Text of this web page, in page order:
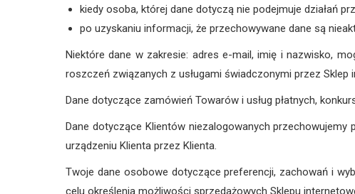
kiedy osoba, której dane dotyczą nie podejmuje działań
po uzyskaniu informacji, że przechowywane dane są
Niektóre dane w zakresie: adres e-mail, imię i nazwisko,
roszczeń związanych z usługami świadczonymi przez
Dane dotyczące zamówień Towarów i usług płatnych,
Dane dotyczące Klientów niezalogowanych
urządzeniu Klienta przez Klienta.
Twoje dane osobowe dotyczące preferencji, zachowań i
celu określenia możliwości sprzedażowych Sklepu